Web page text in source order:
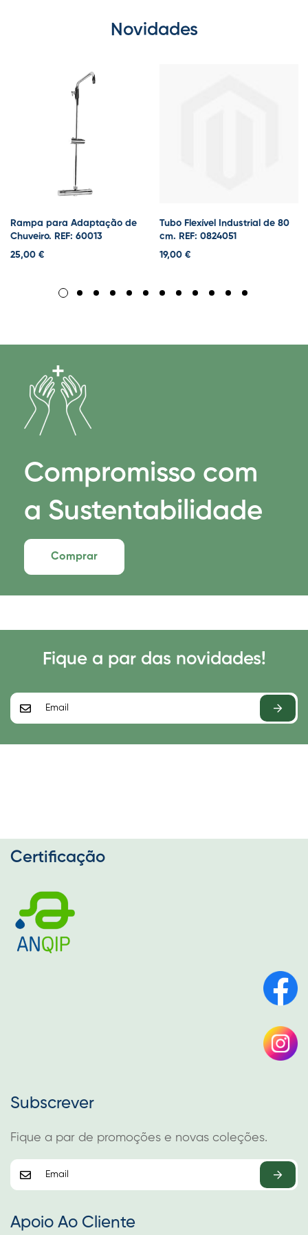
Novidades
Rampa para Adaptação de
Chuveiro. REF: 60013
25,00 €
Tubo Flexível Industrial de 80
cm. REF: 0824051
19,00 €
Compromisso com
a Sustentabilidade
Comprar
Fique a par das novidades!
Certificação
Apoio Ao Cliente
Subscrever
Fique a par de promoções e novas coleções.